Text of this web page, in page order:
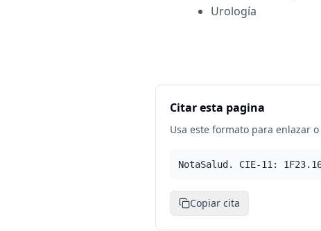
Urología
Citar esta pagina
Usa este formato para enlazar
NotaSalud. CIE-11:
Copiar cita